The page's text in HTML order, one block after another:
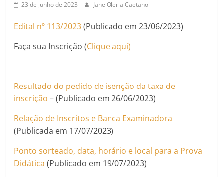
23 de junho de 2023 Jane Oleria Caetano
Edital nº 113/2023(Publicado em 23/06/2023)
Faça sua Inscrição (Clique aqui)
Resultado do pedido de isenção da taxa de
inscrição – (Publicado em 26/06/2023)
Relação de Inscritos e Banca Examinadora
(Publicada em 17/07/2023)
Ponto sorteado, data, horário e local para a Prova
Didática (Publicado em 19/07/2023)